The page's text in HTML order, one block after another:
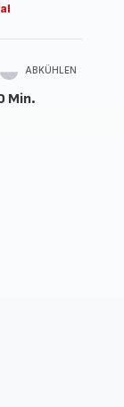
ABKÜHLEN
Min.